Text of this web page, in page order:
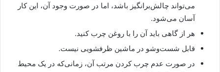
می‌تواند چالش‌برانگیز باشد، اما در صورت وجود آن، این کار
آسان می‌شود.
هر از گاهی باید آن را با روغن چرب کنید.
قابل شست‌وشو در ماشین ظرفشویی نیست.
در صورت عدم چرب کردن مرتب آن، زمانی‌که در یک محیط